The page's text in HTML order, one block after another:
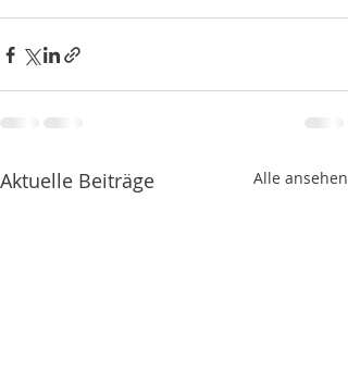
Aktuelle Beiträge Alle ansehen